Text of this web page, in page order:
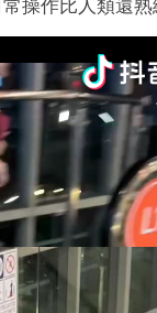
操作比人類還熟